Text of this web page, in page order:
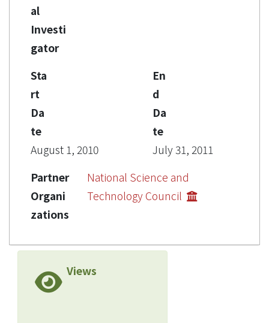
al
Investi
gator
Sta
rt
Da
te
August 1, 2010
En
d
Da
te
July 31, 2011
Partner
Organi
zations
National Science and
Technology Council
Views